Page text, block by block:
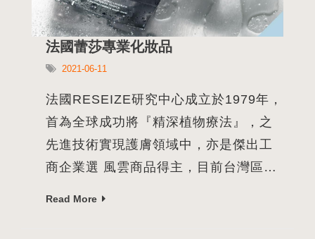
法國蕾莎專業化妝品
2021-06-11
法國RESEIZE研究中心成立於1979年，
首為全球成功將『精深植物療法』，之
先進技術實現護膚領域中，亦是傑出工
商企業選 風雲商品得主，目前台灣區配
Read More